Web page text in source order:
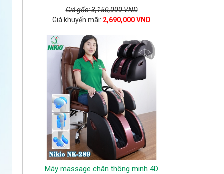
Giá gốc: 3,150,000 VND
Giá khuyến mãi: 2,690,000 VND
Máy massage chân thông minh 4D